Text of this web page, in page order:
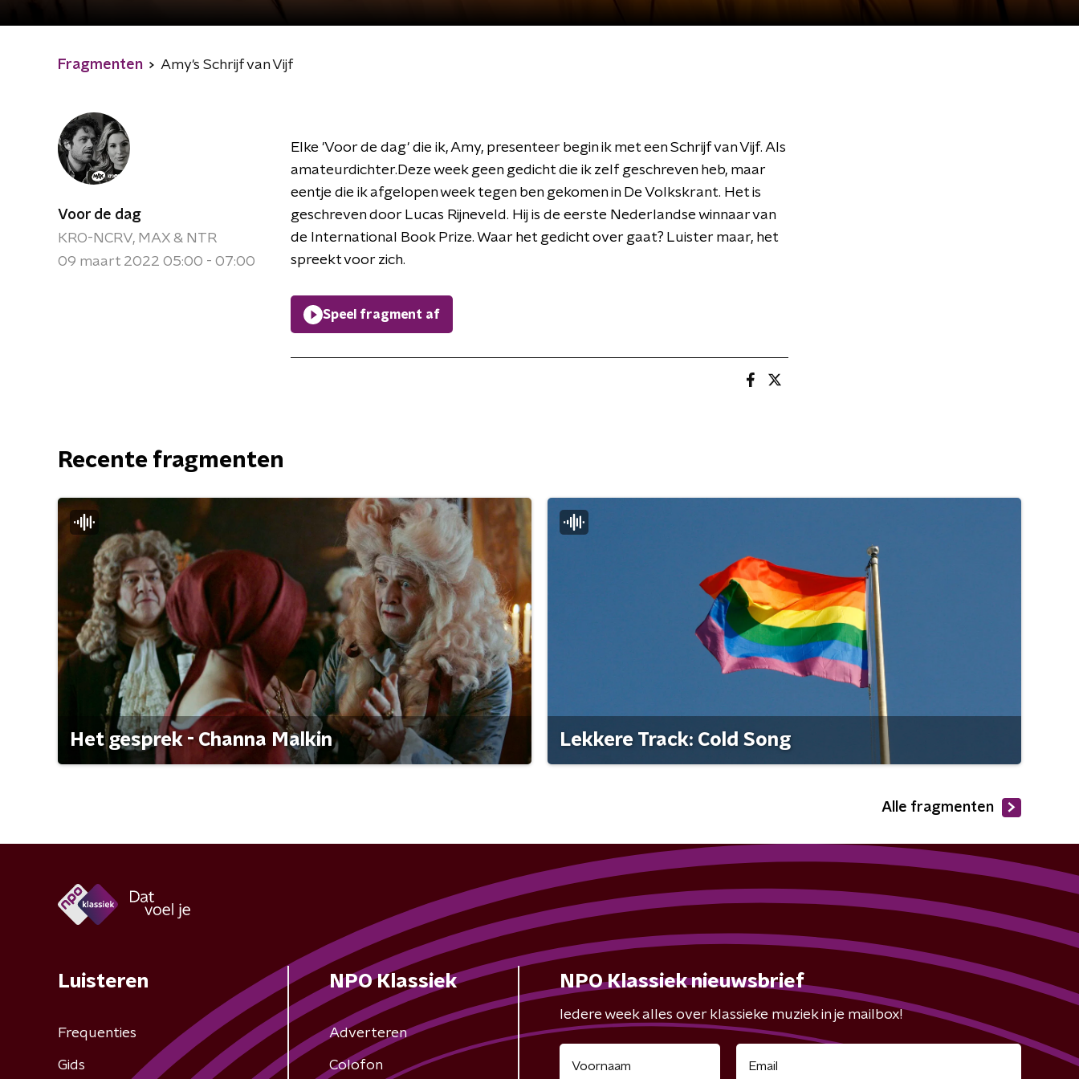
Fragmenten Amy's Schrijf van Vijf
Voor de dag
KRO-NCRV, MAX & NTR
09 maart 2022 05:00 - 07:00
Elke 'Voor de dag' die ik, Amy, presenteer begin ik met een Schrijf van Vijf. Als
amateurdichter.Deze week geen gedicht die ik zelf geschreven heb, maar
eentje die ik afgelopen week tegen ben gekomen in De Volkskrant. Het is
geschreven door Lucas Rijneveld. Hij is de eerste Nederlandse winnaar van
de International Book Prize. Waar het gedicht over gaat? Luister maar, het
spreekt voor zich.
Speel fragment af
Recente fragmenten
Het gesprek - Channa Malkin Lekkere Track: Cold Song
Alle fragmenten
Luisteren
Frequenties
Gids
NPO Klassiek
Adverteren
Colofon
NPO Klassiek nieuwsbrief
Iedere week alles over klassieke muziek in je mailbox!